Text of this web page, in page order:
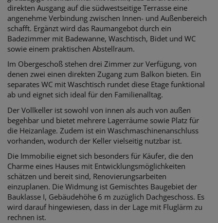
direkten Ausgang auf die südwestseitige Terrasse eine
angenehme Verbindung zwischen Innen- und Außenbereich
schafft. Ergänzt wird das Raumangebot durch ein
Badezimmer mit Badewanne, Waschtisch, Bidet und WC
sowie einem praktischen Abstellraum.
Im Obergeschoß stehen drei Zimmer zur Verfügung, von
denen zwei einen direkten Zugang zum Balkon bieten. Ein
separates WC mit Waschtisch rundet diese Etage funktional
ab und eignet sich ideal für den Familienalltag.
Der Vollkeller ist sowohl von innen als auch von außen
begehbar und bietet mehrere Lagerräume sowie Platz für
die Heizanlage. Zudem ist ein Waschmaschinenanschluss
vorhanden, wodurch der Keller vielseitig nutzbar ist.
Die Immobilie eignet sich besonders für Käufer, die den
Charme eines Hauses mit Entwicklungsmöglichkeiten
schätzen und bereit sind, Renovierungsarbeiten
einzuplanen. Die Widmung ist Gemischtes Baugebiet der
Bauklasse I, Gebäudehöhe 6 m zuzüglich Dachgeschoss. Es
wird darauf hingewiesen, dass in der Lage mit Fluglärm zu
rechnen ist.